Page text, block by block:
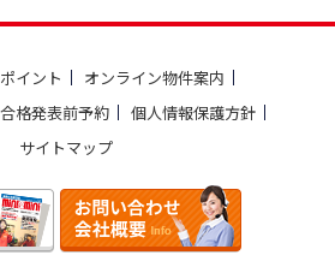
イント
オンライン物件案内
格発表前予約
個人情報保護方針
サイトマップ